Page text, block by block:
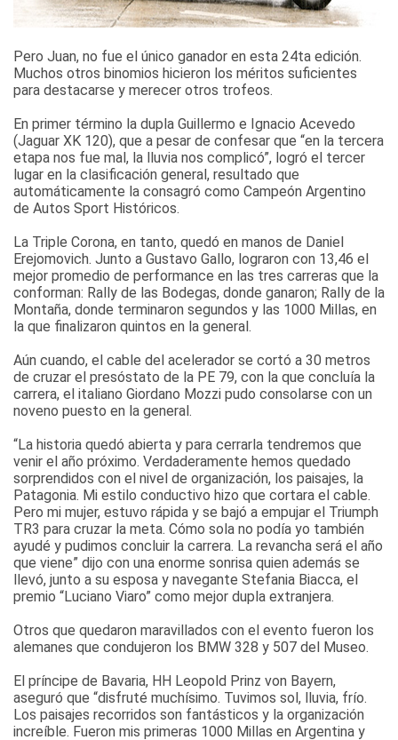
Pero Juan, no fue el único ganador en esta 24ta edición.
Muchos otros binomios hicieron los méritos suficientes
para destacarse y merecer otros trofeos.
En primer término la dupla Guillermo e Ignacio Acevedo
(Jaguar XK 120), que a pesar de confesar que “en la tercera
etapa nos fue mal, la lluvia nos complicó”, logró el tercer
lugar en la clasificación general, resultado que
automáticamente la consagró como Campeón Argentino
de Autos Sport Históricos.
La Triple Corona, en tanto, quedó en manos de Daniel
Erejomovich. Junto a Gustavo Gallo, lograron con 13,46 el
mejor promedio de performance en las tres carreras que la
conforman: Rally de las Bodegas, donde ganaron; Rally de la
Montaña, donde terminaron segundos y las 1000 Millas, en
la que finalizaron quintos en la general.
Aún cuando, el cable del acelerador se cortó a 30 metros
de cruzar el presóstato de la PE 79, con la que concluía la
carrera, el italiano Giordano Mozzi pudo consolarse con un
noveno puesto en la general.
“La historia quedó abierta y para cerrarla tendremos que
venir el año próximo. Verdaderamente hemos quedado
sorprendidos con el nivel de organización, los paisajes, la
Patagonia. Mi estilo conductivo hizo que cortara el cable.
Pero mi mujer, estuvo rápida y se bajó a empujar el Triumph
TR3 para cruzar la meta. Cómo sola no podía yo también
ayudé y pudimos concluir la carrera. La revancha será el año
que viene” dijo con una enorme sonrisa quien además se
llevó, junto a su esposa y navegante Stefania Biacca, el
premio “Luciano Viaro” como mejor dupla extranjera.
Otros que quedaron maravillados con el evento fueron los
alemanes que condujeron los BMW 328 y 507 del Museo.
El príncipe de Bavaria, HH Leopold Prinz von Bayern,
aseguró que “disfruté muchísimo. Tuvimos sol, lluvia, frío.
Los paisajes recorridos son fantásticos y la organización
increíble. Fueron mis primeras 1000 Millas en Argentina y